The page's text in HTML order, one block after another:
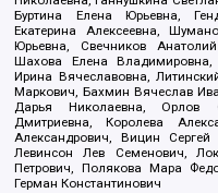
Буртина Елена Юрьевна,
Екатерина Алексеевна,
Юрьевна, Свечников
Шахова Елена Владимировна,
Ирина Вячеславовна,
Маркович, Бахмин Вячеслав
Дарья Николаевна, Орлов
Дмитриевна, Королева
Александрович, Вицин
Левинсон Лев Семенович,
Петрович, Полякова Мара
Герман Константинович